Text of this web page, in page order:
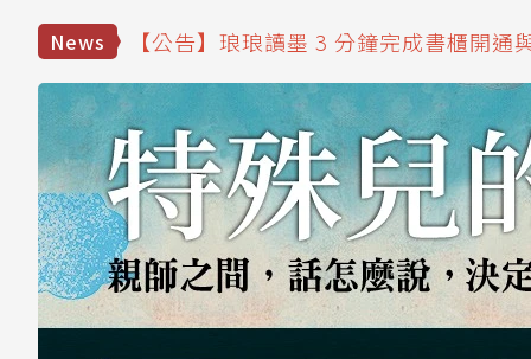
News
【公告】琅琅讀墨 3 分鐘完成書櫃開
【公告】琅琅讀墨數位閱讀資產合併與